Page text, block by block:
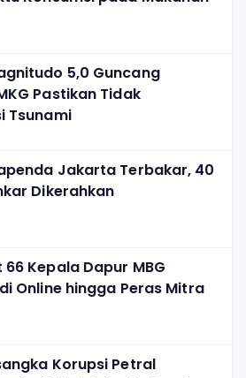
5,0 Guncang
Pastikan Tidak
Tsunami
Jakarta Terbakar, 40
Dikerahkan
66 Kepala Dapur MBG
Online hingga Peras Mitra
Korupsi Petral